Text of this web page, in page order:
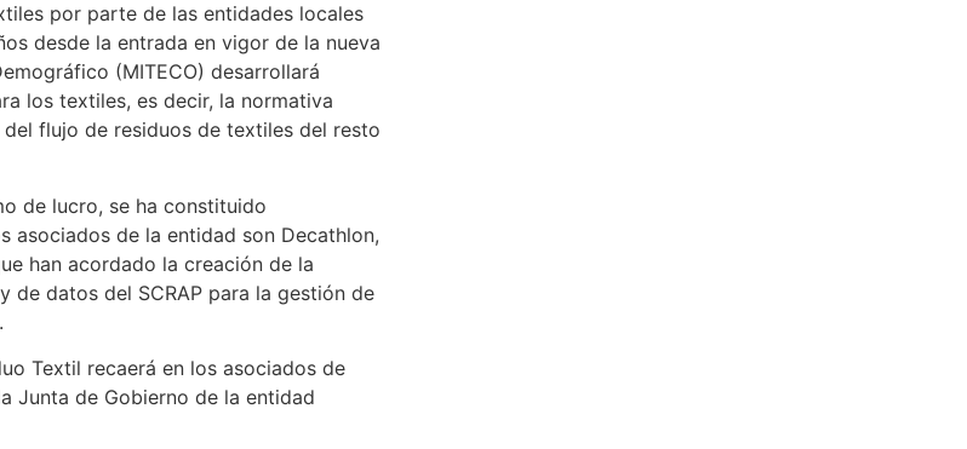
por parte de las entidades locales
desde la entrada en vigor de la nueva
(MITECO) desarrollará
los textiles, es decir, la normativa
flujo de residuos de textiles del resto
de lucro, se ha constituido
asociados de la entidad son Decathlon,
han acordado la creación de la
datos del SCRAP para la gestión de
Textil recaerá en los asociados de
Junta de Gobierno de la entidad